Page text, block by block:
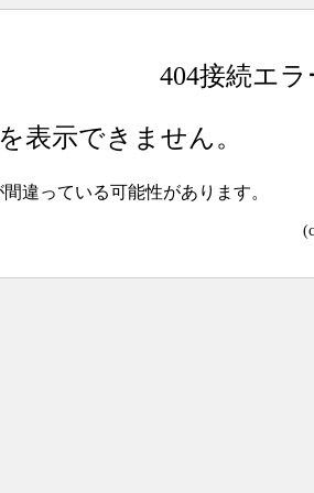
404接続エラ
表示できません。
違っている可能性があります。